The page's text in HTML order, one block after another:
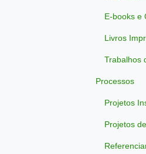
E-books e
Livros
Trabalhos
Processos
Projetos
Projetos